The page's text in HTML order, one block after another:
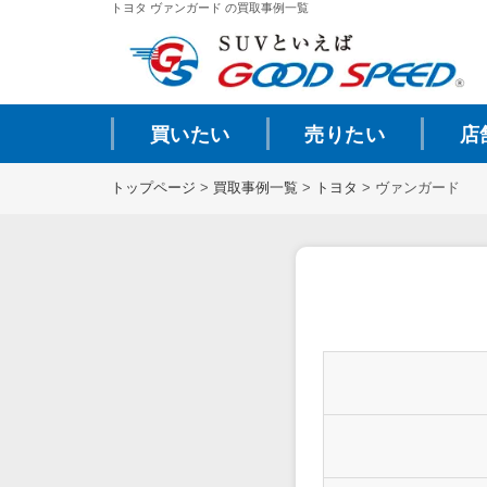
トヨタ ヴァンガード の買取事例一覧
買いたい 売りたい 店
トップページ > 買取事例一覧 > トヨタ > ヴァンガード